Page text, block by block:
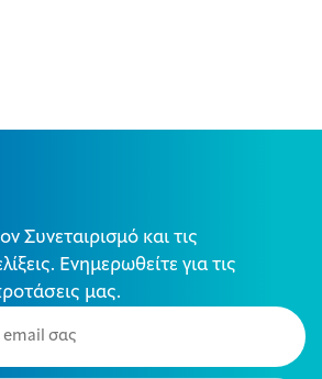
Συνεταιρισμό και τις
Ενημερωθείτε για τις
μας.